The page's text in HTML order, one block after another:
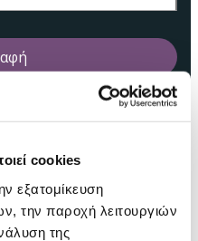
cookies
εξατομίκευση
την παροχή λειτουργιών
της